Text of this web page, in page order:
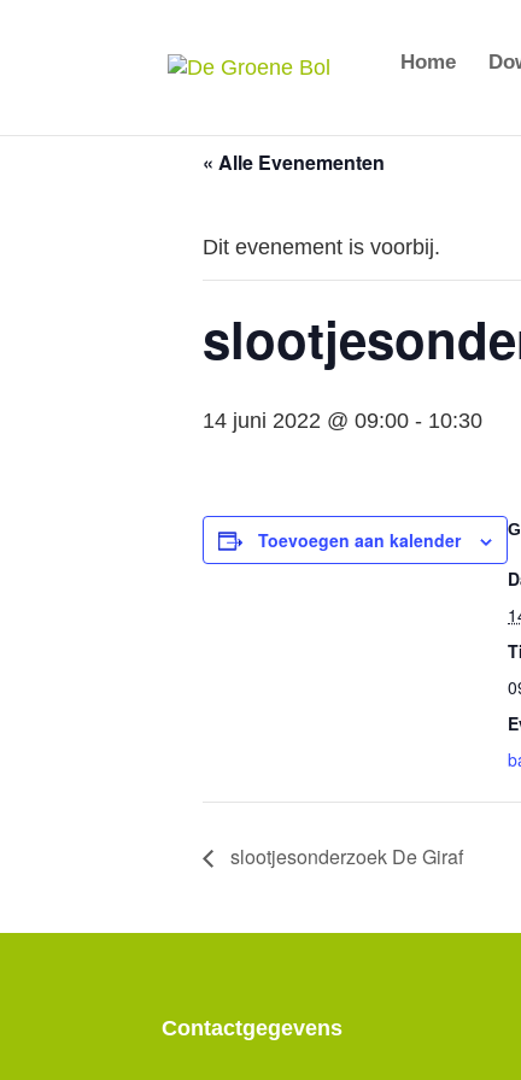
Home
« Alle Evenementen
Dit evenement is voorbij.
14 juni 2022 @ 09:00 - 10:30
Toevoegen aan kalender
slootjesonderzoek De Giraf
Contactgegevens